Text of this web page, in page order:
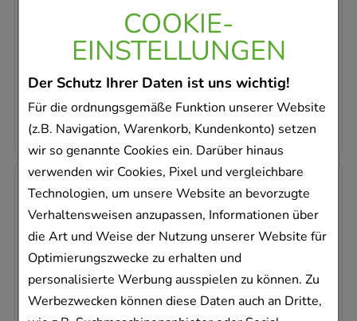
COOKIE-
EINSTELLUNGEN
Der Schutz Ihrer Daten ist uns wichtig!
Für die ordnungsgemäße Funktion unserer Website
(z.B. Navigation, Warenkorb, Kundenkonto) setzen
wir so genannte Cookies ein. Darüber hinaus
verwenden wir Cookies, Pixel und vergleichbare
Technologien, um unsere Website an bevorzugte
Verhaltensweisen anzupassen, Informationen über
die Art und Weise der Nutzung unserer Website für
Optimierungszwecke zu erhalten und
personalisierte Werbung ausspielen zu können. Zu
Werbezwecken können diese Daten auch an Dritte,
50 St
Tabletten
09611917
Dieses Produkt ist zur Zeit nicht verfügbar
13,73 €¹
0,28 €pro 1 Stk
BISOPROLOL Dexcel 5 mg Tabletten